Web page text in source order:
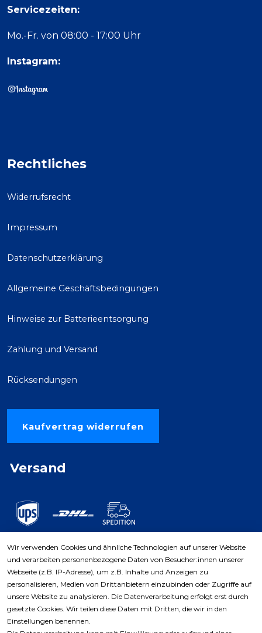
Servicezeiten:
Mo.-Fr. von 08:00 - 17:00 Uhr
Instagram:
Rechtliches
Widerrufsrecht
Impressum
Datenschutzerklärung
Allgemeine Geschäftsbedingungen
Hinweise zur Batterieentsorgung
Zahlung und Versand
Rücksendungen
Kaufvertrag widerrufen
Versand
Zahlungsarten
Wir verwenden Cookies und ähnliche Technologien auf unserer Website
und verarbeiten personenbezogene Daten von Besucher:innen unserer
Webseite (z.B. IP-Adresse), um z.B. Inhalte und Anzeigen zu
personalisieren, Medien von Drittanbietern einzubinden oder Zugriffe auf
unsere Website zu analysieren. Die Datenverarbeitung erfolgt erst durch
gesetzte Cookies. Wir teilen diese Daten mit Dritten, die wir in den
Einstellungen benennen.